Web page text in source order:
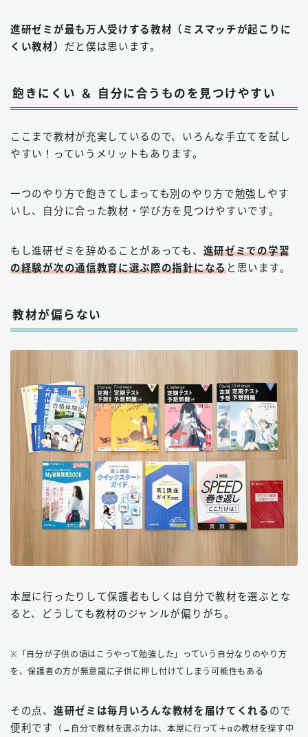
進研ゼミが最も万人受けする教材（ミスマッチが起こりに
くい教材） だと僕は思います。
飽きにくい ＆ 自分に合うものを見つけやすい
ここまで教材が充実しているので、いろんな手立てを試し
やすい！っていうメリットもあります。
一つのやり方で飽きてしまっても別のやり方で勉強しやす
いし、自分に合った教材・学び方を見つけやすいです。
もし進研ゼミを辞めることがあっても、 進研ゼミでの学習
の経験が次の通信教育に選ぶ際の指針になると思います。
教材が偏らない
本屋に行ったりして保護者もしくは自分で教材を選ぶとな
ると、どうしても教材のジャンルが偏りがち。
※「自分が子供の頃はこうやって勉強した」っていう自分なりのやり方
を、保護者の方が無意識に子供に押し付けてしまう可能性もある
その点、 進研ゼミは毎月いろんな教材を届けてくれる ので
便利です
（→自分で教材を選ぶ力は、本屋に行って＋αの教材を探す中